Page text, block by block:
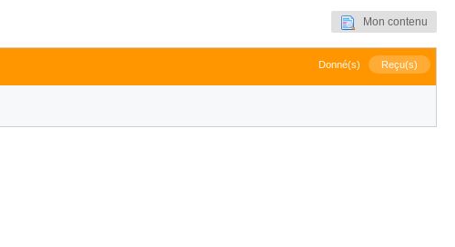
Mon contenu
Donné(s) Reçu(s)